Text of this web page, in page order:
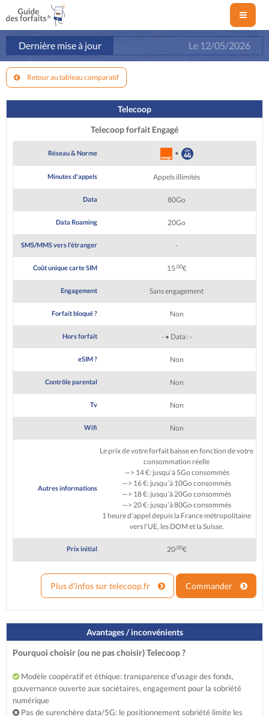
Dernière mise à jour Le 12/05/2026
Retour au tableau comparatif
Telecoop
Telecoop forfait Engagé
Réseau & Norme •
Minutes d'appels Appels illimités
Data 80Go
Data Roaming 20Go
SMS/MMS vers l'étranger -
Coût unique carte SIM 15 ,00€
Engagement Sans engagement
Forfait bloqué ? Non
Hors forfait - • Data : -
eSIM ? Non
Contrôle parental Non
Tv Non
Wifi Non
Autres informations
Le prix de votre forfait baisse en fonction de votre
consommation réelle
—> 14 €: jusqu’à 5Go consommés
—> 16 €: jusqu’à 10Go consommés
—> 18 €: jusqu’à 20Go consommés
—> 20 €: jusqu’à 80Go consommés
1 heure d’appel depuis la France métropolitaine
vers l’UE, les DOM et la Suisse.
Prix initial 20,00€
Plus d'infos sur telecoop.fr Commander
Avantages / inconvénients
Pourquoi choisir (ou ne pas choisir) Telecoop ?
Modèle coopératif et éthique: transparence d’usage des fonds,
gouvernance ouverte aux sociétaires, engagement pour la sobriété
numérique
Pas de surenchère data/5G: le positionnement sobriété limite les